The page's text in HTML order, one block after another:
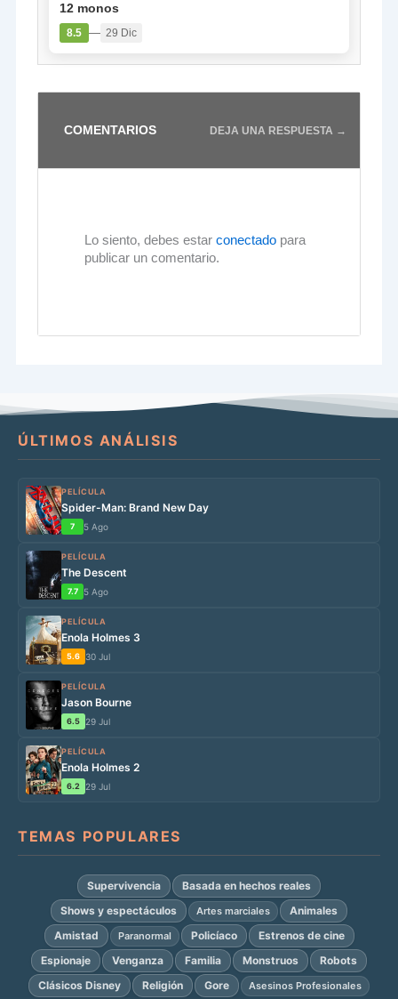
12 monos
8.5 — 29 Dic
COMENTARIOS DEJA UNA RESPUESTA →
Lo siento, debes estar conectadopara
publicar un comentario.
ÚLTIMOS ANÁLISIS
PELÍCULA
Spider-Man: Brand New Day
7 5 Ago
PELÍCULA
The Descent
7.7 5 Ago
PELÍCULA
Enola Holmes 3
5.6 30 Jul
PELÍCULA
Jason Bourne
6.5 29 Jul
PELÍCULA
Enola Holmes 2
6.2 29 Jul
TEMAS POPULARES
Supervivencia
Basada en hechos reales
Shows y espectáculos
Artes marciales
Animales
Amistad
Paranormal Policíaco
Estrenos de cine
Espionaje
Venganza Familia Monstruos
Robots
Clásicos Disney
Religión Gore Asesinos Profesionales